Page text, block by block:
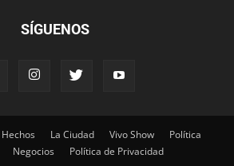
SÍGUENOS
Hechos La Ciudad Vivo Show
Política
Negocios Política de Privacidad